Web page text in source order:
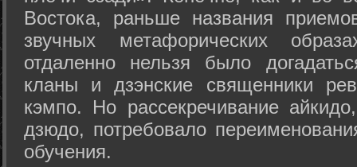
Востока, раньше названия
звучных метафорических
отдаленно нельзя было
кланы и дзэнские священники
кэмпо. Но рассекречивание
дзюдо, потребовало
обучения.